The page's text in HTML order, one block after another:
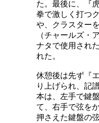
た。最後に、『
拳で激しく打つ
や、クラスター
（チャールズ・
ナタで使用され
れた。
休憩後は先ず『
り上げられ、記
本は、左手で鍵
て、右手で弦を
押さえた鍵盤の